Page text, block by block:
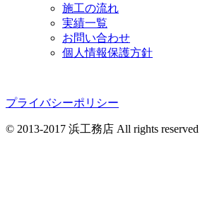
施工の流れ
実績一覧
お問い合わせ
個人情報保護方針
プライバシーポリシー
© 2013-2017 浜工務店 All rights reserved